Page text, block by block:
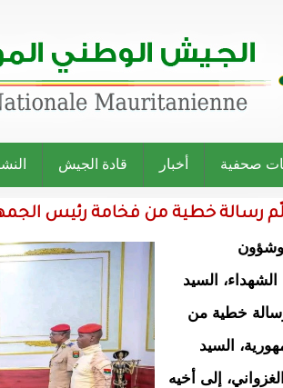
صحفية أخبار قادة الجيش
رسالة خطية من فخامة رئيس
وشؤون
الشهداء، السيد
خطية من
السيد
إلى أخيه